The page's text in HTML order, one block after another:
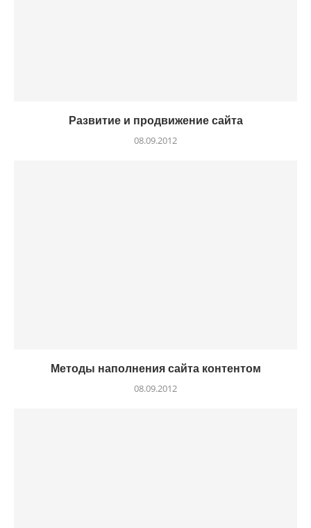
Развитие и продвижение сайта
08.09.2012
Методы наполнения сайта контентом
08.09.2012